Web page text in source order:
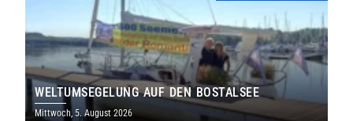
WELTUMSEGELUNG AUF DEN BOSTALSEE
Mittwoch, 5. August 2026